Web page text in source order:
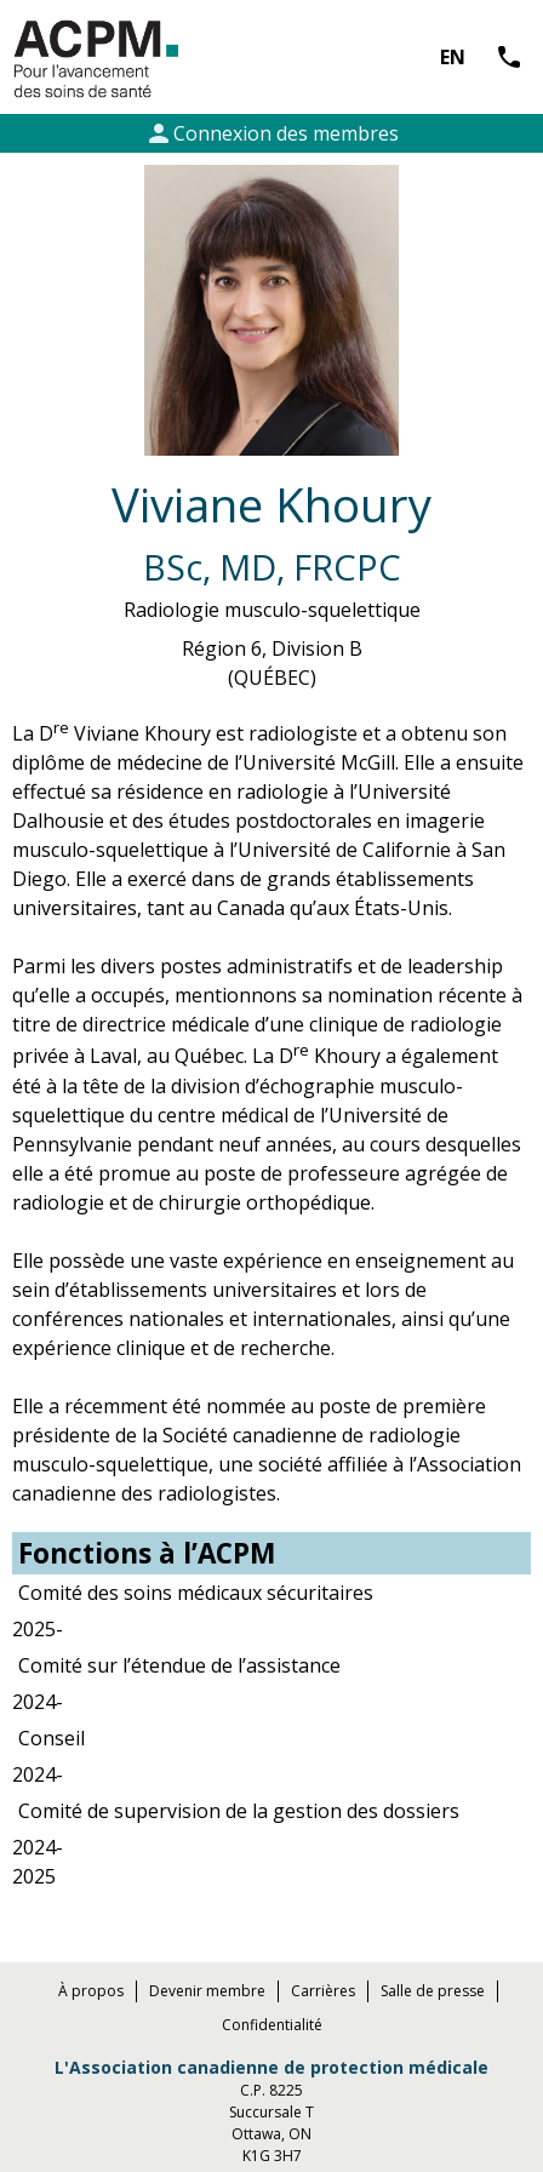
EN call
personConnexion des membres
Viviane Khoury
BSc, MD, FRCPC
Radiologie musculo-squelettique
Région 6, Division B
(QUÉBEC)
La Dre Viviane Khoury est radiologiste et a obtenu son
diplôme de médecine de l’Université McGill. Elle a ensuite
effectué sa résidence en radiologie à l’Université
Dalhousie et des études postdoctorales en imagerie
musculo-squelettique à l’Université de Californie à San
Diego. Elle a exercé dans de grands établissements
universitaires, tant au Canada qu’aux États-Unis.
Parmi les divers postes administratifs et de leadership
qu’elle a occupés, mentionnons sa nomination récente à
titre de directrice médicale d’une clinique de radiologie
privée à Laval, au Québec. La Dre Khoury a également
été à la tête de la division d’échographie musculo-
squelettique du centre médical de l’Université de
Pennsylvanie pendant neuf années, au cours desquelles
elle a été promue au poste de professeure agrégée de
radiologie et de chirurgie orthopédique.
Elle possède une vaste expérience en enseignement au
sein d’établissements universitaires et lors de
conférences nationales et internationales, ainsi qu’une
expérience clinique et de recherche.
Elle a récemment été nommée au poste de première
présidente de la Société canadienne de radiologie
musculo-squelettique, une société affiliée à l’Association
canadienne des radiologistes.
Fonctions à l’ACPM
Comité des soins médicaux sécuritaires
2025-
Comité sur l’étendue de l’assistance
2024-
Conseil
2024-
Comité de supervision de la gestion des dossiers
2024-
2025
À propos Devenir membre Carrières
Salle de presse
Confidentialité
L'Association canadienne de protection médicale
C.P. 8225
Succursale T
Ottawa, ON
K1G 3H7